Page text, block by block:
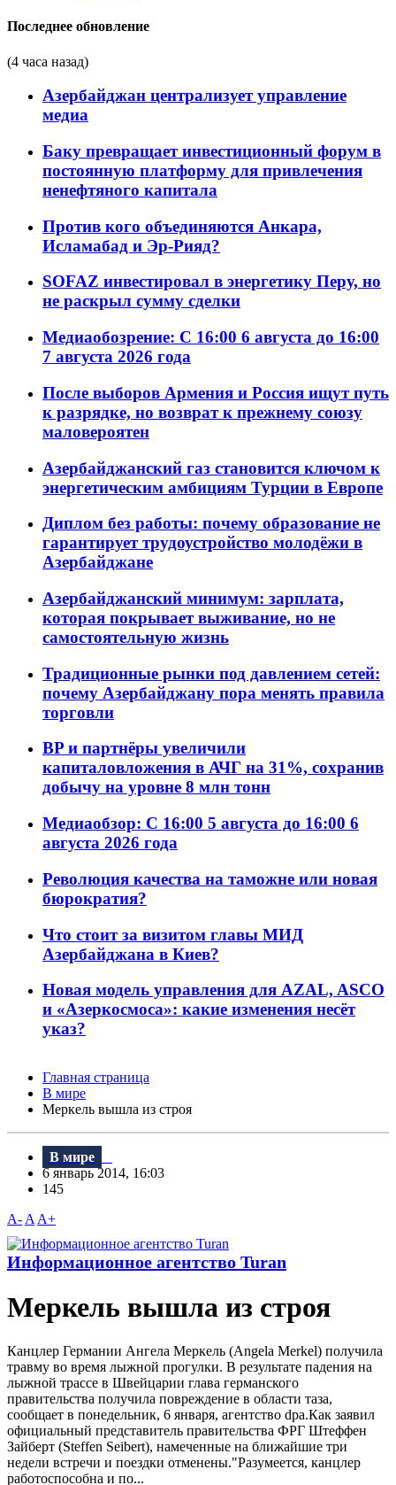
Последнее обновление
(4 часа назад)
Азербайджан централизует управление
медиа
Баку превращает инвестиционный форум в
постоянную платформу для привлечения
ненефтяного капитала
Против кого объединяются Анкара,
Исламабад и Эр-Рияд?
SOFAZ инвестировал в энергетику Перу, но
не раскрыл сумму сделки
Медиаобозрение: С 16:00 6 августа до 16:00
7 августа 2026 года
После выборов Армения и Россия ищут путь
к разрядке, но возврат к прежнему союзу
маловероятен
Азербайджанский газ становится ключом к
энергетическим амбициям Турции в Европе
Диплом без работы: почему образование не
гарантирует трудоустройство молодёжи в
Азербайджане
Азербайджанский минимум: зарплата,
которая покрывает выживание, но не
самостоятельную жизнь
Традиционные рынки под давлением сетей:
почему Азербайджану пора менять правила
торговли
BP и партнёры увеличили
капиталовложения в АЧГ на 31%, сохранив
добычу на уровне 8 млн тонн
Медиаобзор: С 16:00 5 августа до 16:00 6
августа 2026 года
Революция качества на таможне или новая
бюрократия?
Что стоит за визитом главы МИД
Азербайджана в Киев?
Новая модель управления для AZAL, ASCO
и «Азеркосмоса»: какие изменения несёт
указ?
Главная страница
В мире
Меркель вышла из строя
В мире
6 январь 2014, 16:03
145
A- A A+
Информационное агентство Turan
Меркель вышла из строя
Канцлер Германии Ангела Меркель (Angela Merkel) получила
травму во время лыжной прогулки. В результате падения на
лыжной траcсе в Швейцарии глава германского
правительства получила повреждение в области таза,
сообщает в понедельник, 6 января, агентство dpa.Как заявил
официальный представитель правительства ФРГ Штеффен
Зайберт (Steffen Seibert), намеченные на ближайшие три
недели встречи и поездки отменены."Разумеется, канцлер
работоспособна и по...